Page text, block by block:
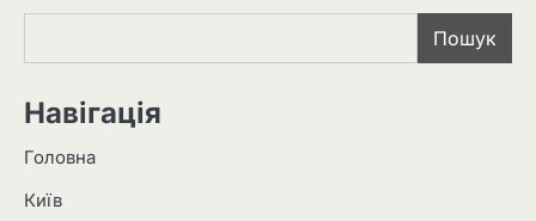
Пошук
Навігація
Головна
Київ